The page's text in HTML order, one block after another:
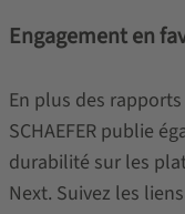
Engagement en
En plus des
SCHAEFER publie
durabilité sur les
Next. Suivez les